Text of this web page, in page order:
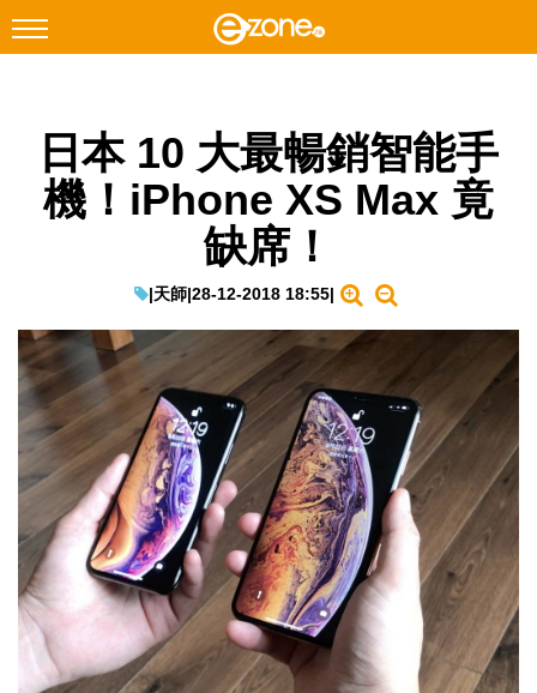
Facebook Instagram
科技焦點
教學評測
EduTech
IT Times
生成式AI與雲端應用
Enterprise Digital Transformation
特集
日本 10 大最暢銷智能手
機！iPhone XS Max 竟
缺席！
|天師|28-12-2018 18:55|